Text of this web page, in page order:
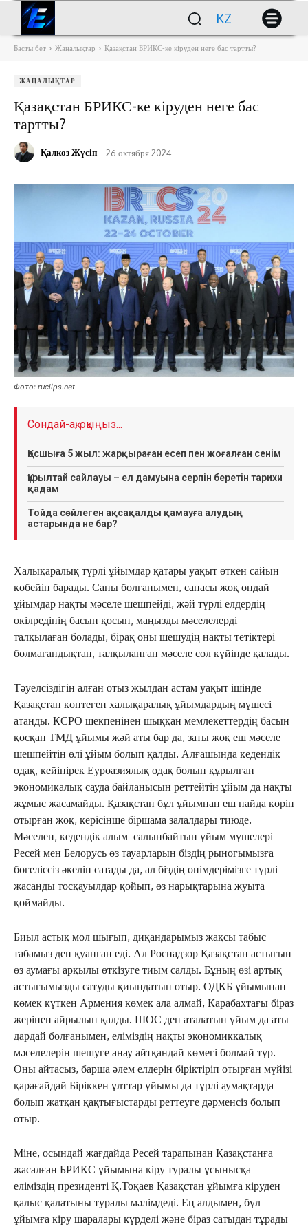
KZ
Басты бет Жаңалықтар Қазақстан БРИКС-ке кіруден неге бас тартты?
ЖАҢАЛЫҚТАР
Қазақстан БРИКС-ке кіруден неге бас
тартты?
Қалкөз Жүсіп 26 октября 2024
Фото: ruclips.net
Сондай-ақ, оқыңыз...
Қосшыға 5 жыл: жарқыраған есеп пен жоғалған сенім
Құрылтай сайлауы – ел дамуына серпін беретін тарихи
қадам
Тойда сөйлеген ақсақалды қамауға алудың
астарында не бар?
Халықаралық түрлі ұйымдар қатары уақыт өткен сайын
көбейіп барады. Саны болғанымен, сапасы жоқ ондай
ұйымдар нақты мәселе шешпейді, жәй түрлі елдердің
өкілредінің басын қосып, маңызды мәселелерді
талқылаған болады, бірақ оны шешудің нақты тетіктері
болмағандықтан, талқыланған мәселе сол күйінде қалады.
Тәуелсіздігін алған отыз жылдан астам уақыт ішінде
Қазақстан көптеген халықаралық ұйымдардың мүшесі
атанды. КСРО шекпенінен шыққан мемлекеттердің басын
қосқан ТМД ұйымы жәй аты бар да, заты жоқ еш мәселе
шешпейтін өлі ұйым болып қалды. Алғашында кедендік
одақ, кейінірек Еуроазиялық одақ болып құрылған
экономикалық сауда байланысын реттейтін ұйым да нақты
жұмыс жасамайды. Қазақстан бұл ұйымнан еш пайда көріп
отырған жоқ, керісінше біршама залалдары тиюде.
Мәселен, кедендік алым салынбайтын ұйым мүшелері
Ресей мен Белорусь өз тауарларын біздің рыногымызға
бөгеліссіз әкеліп сатады да, ал біздің өнімдерімізге түрлі
жасанды тосқауылдар қойып, өз нарықтарына жуыта
қоймайды.
Биыл астық мол шығып, диқандарымыз жақсы табыс
табамыз деп қуанған еді. Ал Роснадзор Қазақстан астығын
өз аумағы арқылы өткізуге тиым салды. Бұның өзі артық
астығымызды сатуды қиындатып отыр. ОДКБ ұйымынан
көмек күткен Армения көмек ала алмай, Карабахтағы біраз
жерінен айрылып қалды. ШОС деп аталатын ұйым да аты
дардай болғанымен, еліміздің нақты экономиккалық
мәселелерін шешуге анау айтқандай көмегі болмай тұр.
Оны айтасыз, барша әлем елдерін біріктіріп отырған мүйізі
қарағайдай Біріккен ұлттар ұйымы да түрлі аумақтарда
болып жатқан қақтығыстарды реттеуге дәрменсіз болып
отыр.
Міне, осындай жағдайда Ресей тарапынан Қазақстанға
жасалған БРИКС ұйымына кіру туралы ұсынысқа
еліміздің президенті Қ.Тоқаев Қазақстан ұйымға кіруден
қалыс қалатыны туралы мәлімдеді. Ең алдымен, бұл
ұйымға кіру шаралары күрделі және біраз сатыдан тұрады